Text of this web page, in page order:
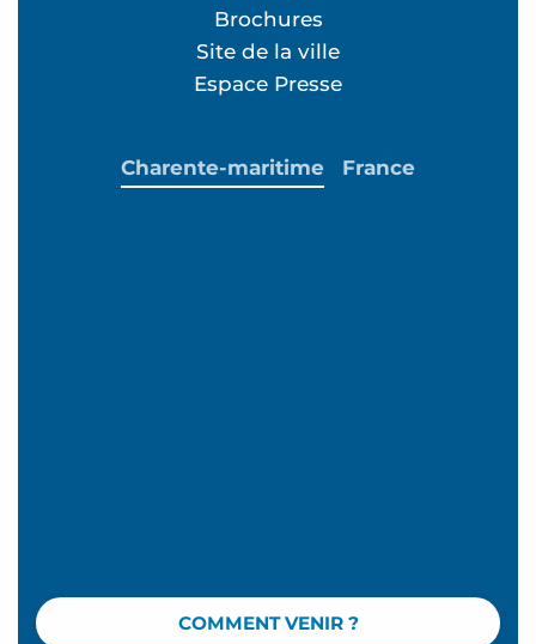
Brochures
Site de la ville
Espace Presse
COMMENT VENIR ?
Charente-maritime France